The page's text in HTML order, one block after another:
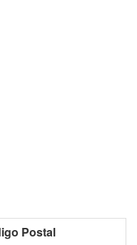
Postal